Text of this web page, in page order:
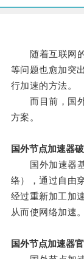
随着互联网的
等问题也愈加突
行加速的方法。
而目前，国外
方案。
国外节点加速器
国外加速器基
络），通过自由
经过重新加工加
从而使网络加速。
国外节点加速器